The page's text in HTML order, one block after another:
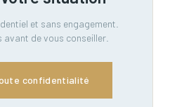
et sans engagement.
de vous conseiller.
confidentialité